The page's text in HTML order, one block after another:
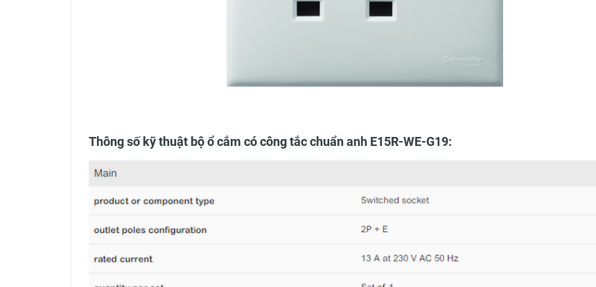
Thông số kỹ thuật bộ ổ cắm có công tắc chuẩn anh E15R-WE-G19: